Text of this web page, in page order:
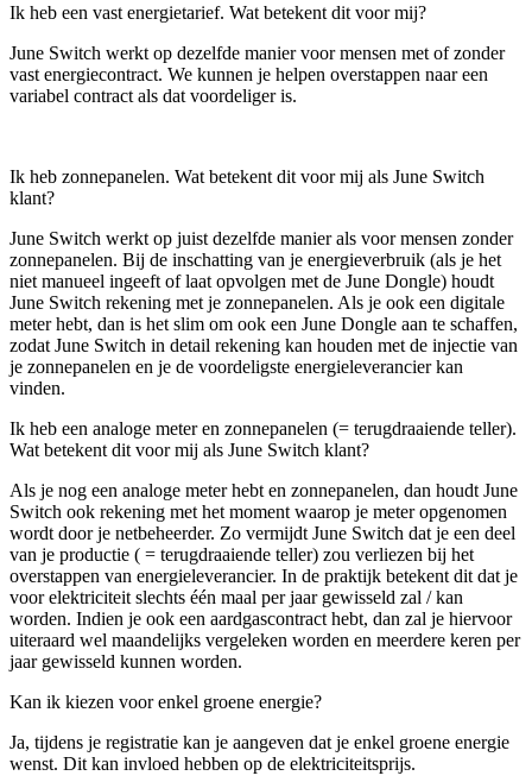
Ik heb een vast energietarief. Wat betekent dit voor mij?
June Switch werkt op dezelfde manier voor mensen met of zonder
vast energiecontract. We kunnen je helpen overstappen naar een
variabel contract als dat voordeliger is.
Ik heb zonnepanelen. Wat betekent dit voor mij als June Switch
klant?
June Switch werkt op juist dezelfde manier als voor mensen zonder
zonnepanelen. Bij de inschatting van je energieverbruik (als je het
niet manueel ingeeft of laat opvolgen met de June Dongle) houdt
June Switch rekening met je zonnepanelen. Als je ook een digitale
meter hebt, dan is het slim om ook een June Dongle aan te schaffen,
zodat June Switch in detail rekening kan houden met de injectie van
je zonnepanelen en je de voordeligste energieleverancier kan
vinden.
Ik heb een analoge meter en zonnepanelen (= terugdraaiende teller).
Wat betekent dit voor mij als June Switch klant?
Als je nog een analoge meter hebt en zonnepanelen, dan houdt June
Switch ook rekening met het moment waarop je meter opgenomen
wordt door je netbeheerder. Zo vermijdt June Switch dat je een deel
van je productie ( = terugdraaiende teller) zou verliezen bij het
overstappen van energieleverancier. In de praktijk betekent dit dat je
voor elektriciteit slechts één maal per jaar gewisseld zal / kan
worden. Indien je ook een aardgascontract hebt, dan zal je hiervoor
uiteraard wel maandelijks vergeleken worden en meerdere keren per
jaar gewisseld kunnen worden.
Kan ik kiezen voor enkel groene energie?
Ja, tijdens je registratie kan je aangeven dat je enkel groene energie
wenst. Dit kan invloed hebben op de elektriciteitsprijs.